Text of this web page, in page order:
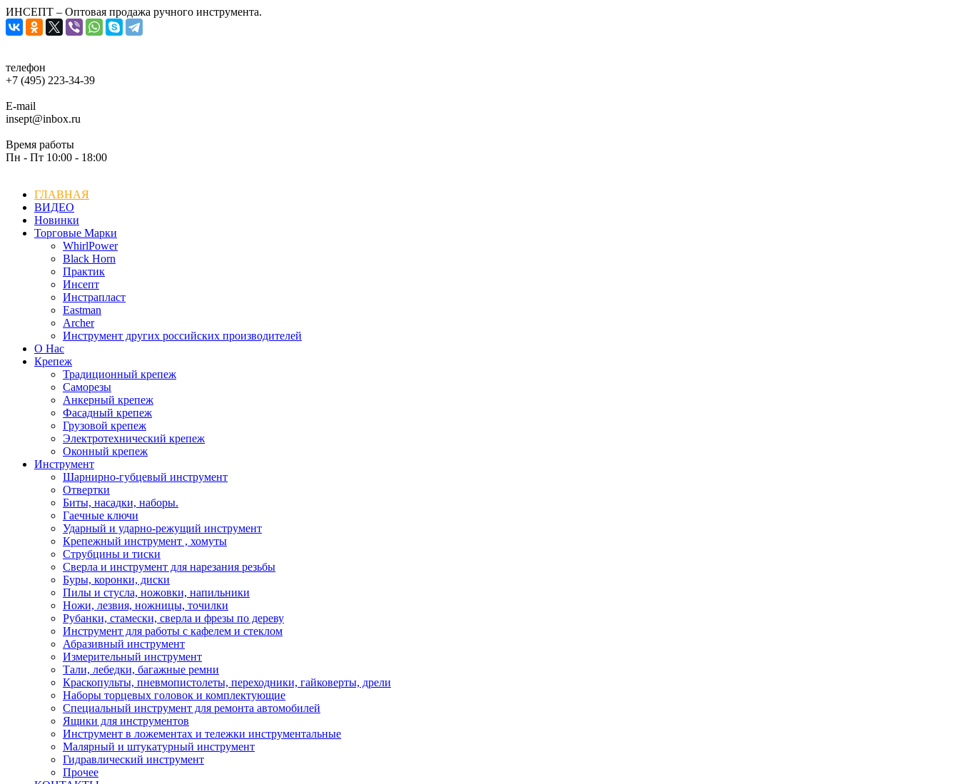
ИНСЕПТ – Оптовая продажа ручного инструмента.
телефон
+7 (495) 223-34-39
E-mail
insept@inbox.ru
Время работы
Пн - Пт 10:00 - 18:00
ГЛАВНАЯ
ВИДЕО
Новинки
Торговые Марки
WhirlPower
Black Horn
Практик
Инсепт
Инстрапласт
Eastman
Archer
Инструмент других российских производителей
О Нас
Крепеж
Традиционный крепеж
Саморезы
Анкерный крепеж
Фасадный крепеж
Грузовой крепеж
Электротехнический крепеж
Оконный крепеж
Инструмент
Шарнирно-губцевый инструмент
Отвертки
Биты, насадки, наборы.
Гаечные ключи
Ударный и ударно-режущий инструмент
Крепежный инструмент , хомуты
Струбцины и тиски
Сверла и инструмент для нарезания резьбы
Буры, коронки, диски
Пилы и стусла, ножовки, напильники
Ножи, лезвия, ножницы, точилки
Рубанки, стамески, сверла и фрезы по дереву
Инструмент для работы с кафелем и стеклом
Абразивный инструмент
Измерительный инструмент
Тали, лебедки, багажные ремни
Краскопульты, пневмопистолеты, переходники, гайковерты, дрели
Наборы торцевых головок и комплектующие
Специальный инструмент для ремонта автомобилей
Ящики для инструментов
Инструмент в ложементах и тележки инструментальные
Малярный и штукатурный инструмент
Гидравлический инструмент
Прочее